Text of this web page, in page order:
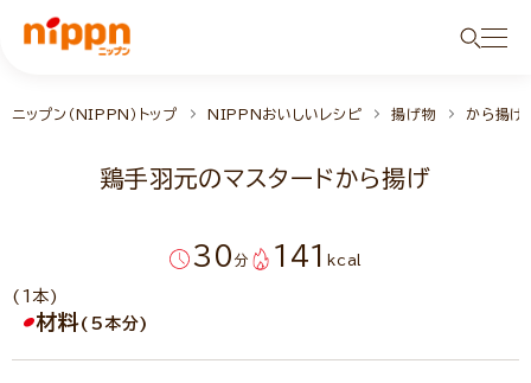
ニップン（NIPPN）トップ NIPPNおいしいレシピ 揚げ物 から揚げ
鶏手羽元のマスタードから揚げ
30 分 141kcal
(1本)
材料(5本分)